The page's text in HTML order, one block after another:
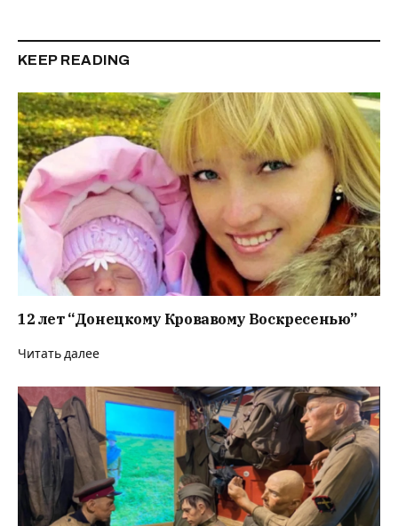
KEEP READING
12 лет “Донецкому Кровавому Воскресенью”
Читать далее